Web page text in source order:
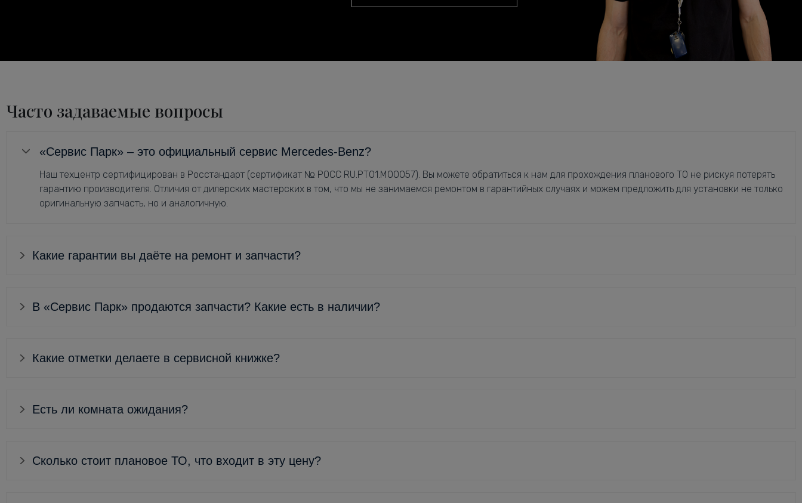
Часто задаваемые вопросы
«Сервис Парк» – это официальный сервис Mercedes-Benz?
Наш техцентр сертифицирован в Росстандарт (сертификат № РОСС RU.РТ01.М00057). Вы можете обратиться к нам для прохождения планового ТО не рискуя потерять
гарантию производителя. Отличия от дилерских мастерских в том, что мы не занимаемся ремонтом в гарантийных случаях и можем предложить для установки не только
оригинальную запчасть, но и аналогичную.
Какие гарантии вы даёте на ремонт и запчасти?
В «Сервис Парк» продаются запчасти? Какие есть в наличии?
Какие отметки делаете в сервисной книжке?
Есть ли комната ожидания?
Сколько стоит плановое ТО, что входит в эту цену?